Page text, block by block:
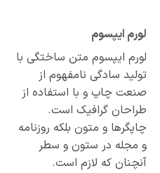
لورم ایپسوم
لورم ایپسوم متن ساختگی با
تولید سادگی نامفهوم از
صنعت چاپ و با استفاده از
طراحان گرافیک است.
چاپگرها و متون بلکه روزنامه
و مجله در ستون و سطر
آنچنان که لازم است.